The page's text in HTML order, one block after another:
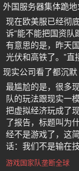
外国服务器集体跪地
现在欧美服已经彻
诉“能不能把国资队
有意思的是，昨天
光伏和高铁了。”直
现实公司看了都沉默
最尴尬的是，很多
队的玩法跟现实一
把虚拟经济玩成了
了报告，标题叫为
经不是游戏了，这
话：我们不是输在
游戏国家队垄断全球